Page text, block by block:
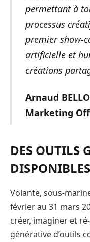
permettant à
processus
premier show-
artificielle et
créations
Arnaud
Marketing
DES OUTILS
Volante, sous-
février au 31 mars
créer, imaginer et
générative d’outils